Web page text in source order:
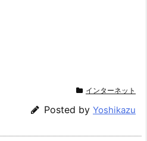
インターネット
Posted by Yoshikazu